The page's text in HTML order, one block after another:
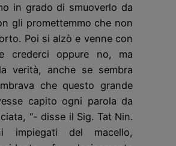
in grado di smuoverlo da
gli promettemmo che non
Poi si alzò e venne con
crederci oppure no, ma
verità, anche se sembra
che questo grande
capito ogni parola da
“- disse il Sig. Tat Nin.
impiegati del macello,